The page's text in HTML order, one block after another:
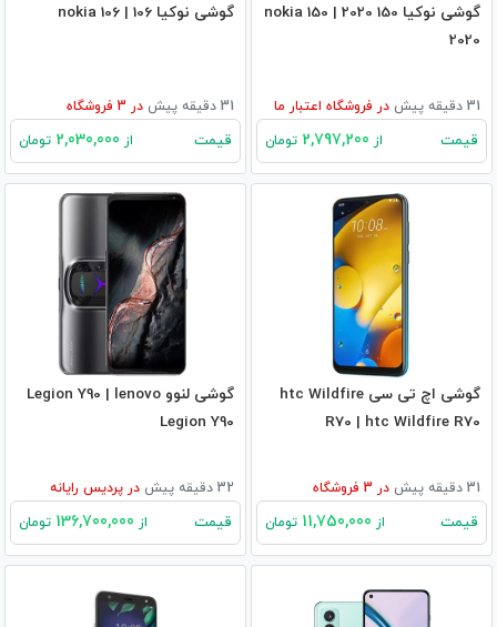
گوشی نوکیا 150 2020 | nokia 150
2020
31 دقیقه پیش در فروشگاه اعتبار ما
قیمت از تومان
گوشی نوکیا 106 | nokia 106
31 دقیقه پیش در فروشگاه
قیمت از تومان
گوشی اچ تی سی htc Wildfire
R70 | htc Wildfire R70
31 دقیقه پیش در فروشگاه
قیمت از تومان
گوشی لنوو Legion Y90 | lenovo
Legion Y90
32 دقیقه پیش در پردیس رایانه
قیمت از تومان